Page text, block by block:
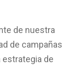
de nuestra
de campañas
estrategia de